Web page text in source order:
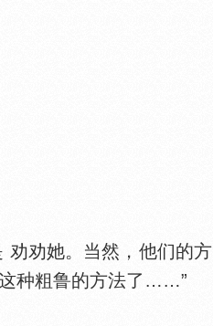
劝劝她。当然，他们的方
种粗鲁的方法了……”